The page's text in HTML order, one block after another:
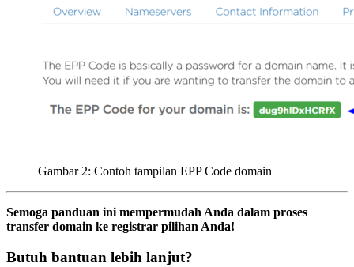
Gambar 2: Contoh tampilan EPP Code domain
Semoga panduan ini mempermudah Anda dalam proses
transfer domain ke registrar pilihan Anda!
Butuh bantuan lebih lanjut?